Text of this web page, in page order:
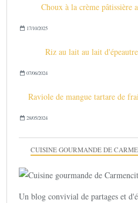
Verrine de fraises au mascarpone
CUISINE GOURMANDE DE
Un blog convivial de partages et
Choux à la crème pâtissière
17/10/2025
Riz au lait au lait
07/06/2024
Raviole de mangue tartare de
28/05/2024